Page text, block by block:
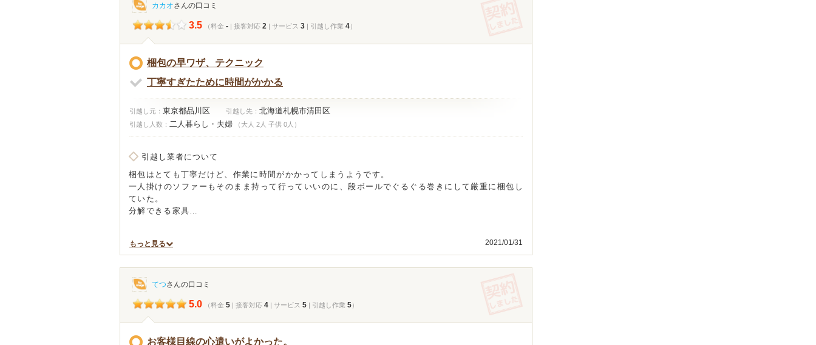
カカオさんの口コミ
3.5 （料金 - | 接客対応 2 | サービス 3 | 引越し作業 4）
梱包の早ワザ、テクニック
丁寧すぎたために時間がかかる
引越し元： 東京都品川区 引越し先： 北海道札幌市清田区
引越し人数： 二人暮らし・夫婦 （大人 2人 子供 0人）
引越し業者について
梱包はとても丁寧だけど、作業に時間がかかってしまうようです。
一人掛けのソファーもそのまま持って行っていいのに、段ボールでぐるぐる巻きにして厳重に梱包し
ていた。
分解できる家具…
2021/01/31
もっと見る
てつさんの口コミ
5.0 （料金 5 | 接客対応 4 | サービス 5 | 引越し作業 5）
お客様目線の心遣いがよかった。